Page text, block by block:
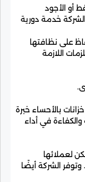
أو الأجود
خدمة دورية
على نظافتها
اللازمة
بالأحساء خبرة
والكفاءة في أداء
24 ساعة يمكن لعملائها
الشركة أيضًا